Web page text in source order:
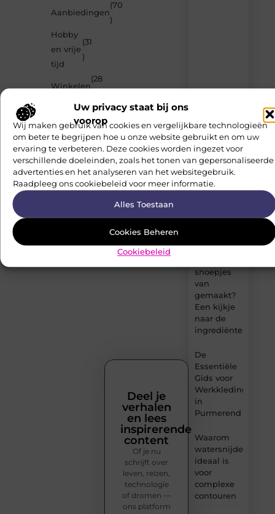
Uw privacy staat bij ons
voorop
Wij maken gebruik van cookies en vergelijkbare technologieën
om beter te begrijpen hoe u onze website gebruikt en om uw
ervaring te verbeteren. Deze cookies worden ingezet voor
verschillende doeleinden, zoals het tonen van gepersonaliseerde
advertenties en het analyseren van het websitegebruik.
Raadpleeg ons cookiebeleid voor meer informatie.
Alles Toestaan
Cookies Beheren
Cookiebeleid
Aanbiedingen
(70
)
Hobby
en vrije
tijd
(31
)
Winkelen
(28
Eten en
drinken
(27
)
van
dagelijks
verse
content,
boordevol
ideeën,
tips
worden
snoepjes
van
gemaakt?
Een kijkje
naar de
ingrediënten
De
Essentiële
Gids voor
Werkkleding
in
Purmerend
Waarom
watersnijden
ideaal is
voor
complexe
contouren
Deel je
verhalen
en lees
inspirerende
content
Of je nu
schrijft over
leven, reizen,
technologie
of dromen —
ons platform